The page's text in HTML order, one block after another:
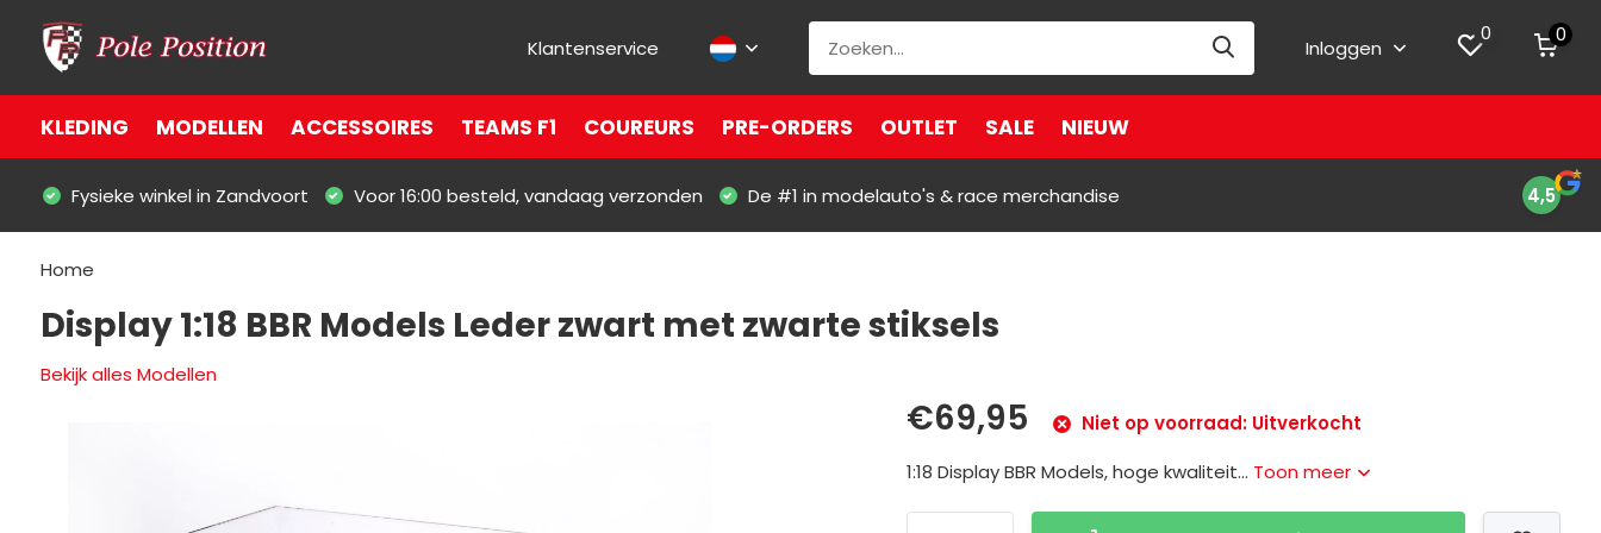
Klantenservice Inloggen
0 0
KLEDING MODELLEN ACCESSOIRES TEAMS F1 COUREURS PRE-ORDERS OUTLET SALE NIEUW
Fysieke winkel in Zandvoort Voor 16:00 besteld, vandaag verzonden De #1 in modelauto's & race merchandise 4,5
Home
Display 1:18 BBR Models Leder zwart met zwarte stiksels
Bekijk alles Modellen
€69,95
Niet op voorraad: Uitverkocht
1:18 Display BBR Models, hoge kwaliteit... Toon meer